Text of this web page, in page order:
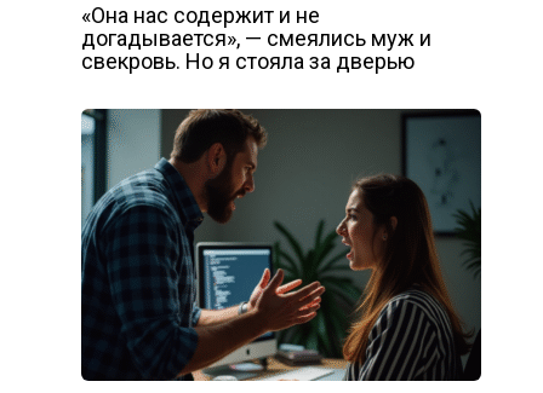
«Она нас содержит и не
догадывается», — смеялись муж и
свекровь. Но я стояла за дверью